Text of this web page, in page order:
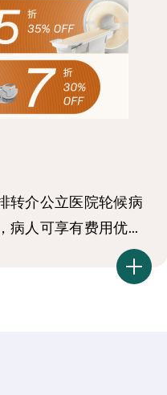
转介公立医院轮候病
病人可享有费用优...